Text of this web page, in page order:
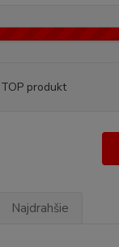
TOP produkt
Najdrahšie